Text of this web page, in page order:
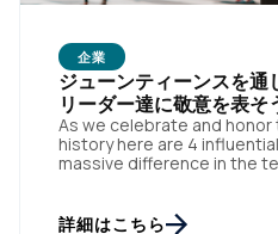
企業
ジューンティーンスを通
リーダー達に敬意を表そ
As we celebrate and
history here are 4
massive difference in the
詳細はこちら